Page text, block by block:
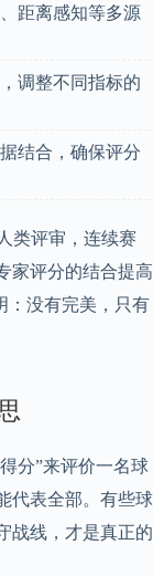
距离感知等多源
调整不同指标的
结合，确保评分
类评审，连续赛
家评分的结合提高
：没有完美，只有
分”来评价一名球
代表全部。有些球
战线，才是真正的